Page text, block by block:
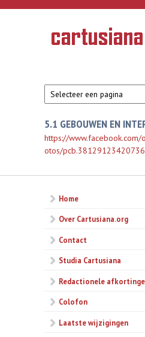
Overslaan en naar de inhoud gaan
Geschiedenis
van de
5.1 GEBOUWEN EN
https://
otos/
Home
Over Cartusiana.org
Contact
Studia Cartusiana
Redactionele
Colofon
Laatste wijzigingen